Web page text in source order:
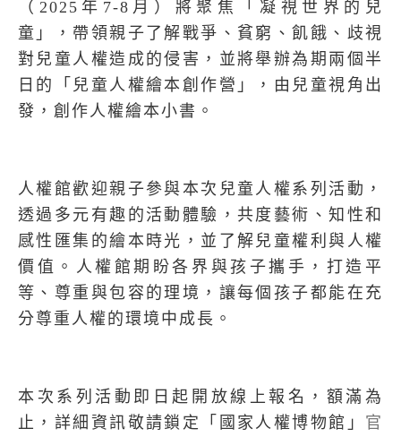
（2025年7-8月）將聚焦「凝視世界的兒
童」，帶領親子了解戰爭、貧窮、飢餓、歧視
對兒童人權造成的侵害，並將舉辦為期兩個半
日的「兒童人權繪本創作營」，由兒童視角出
發，創作人權繪本小書。
人權館歡迎親子參與本次兒童人權系列活動，
透過多元有趣的活動體驗，共度藝術、知性和
感性匯集的繪本時光，並了解兒童權利與人權
價值。人權館期盼各界與孩子攜手，打造平
等、尊重與包容的理境，讓每個孩子都能在充
分尊重人權的環境中成長。
本次系列活動即日起開放線上報名，額滿為
止，詳細資訊敬請鎖定「國家人權博物館」 官